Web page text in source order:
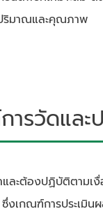
ริมาณและคุณภาพ
รวัดและ
และต้องปฏิบัติตามเ
เกณฑ์การประเมิน